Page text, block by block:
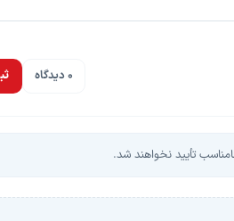
0 دیدگاه
تأیید نخواهند شد.